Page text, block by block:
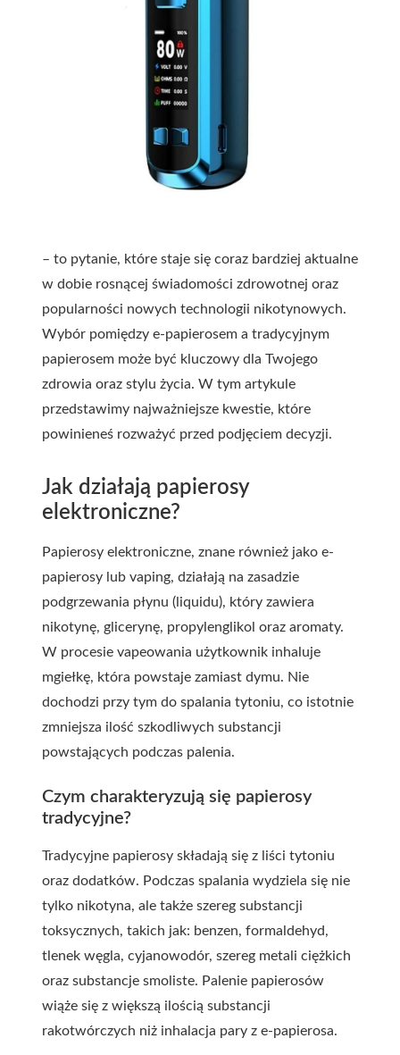
– to pytanie, które staje się coraz bardziej aktualne
w dobie rosnącej świadomości zdrowotnej oraz
popularności nowych technologii nikotynowych.
Wybór pomiędzy e-papierosem a tradycyjnym
papierosem może być kluczowy dla Twojego
zdrowia oraz stylu życia. W tym artykule
przedstawimy najważniejsze kwestie, które
powinieneś rozważyć przed podjęciem decyzji.
Jak działają papierosy
elektroniczne?
Papierosy elektroniczne, znane również jako e-
papierosy lub vaping, działają na zasadzie
podgrzewania płynu (liquidu), który zawiera
nikotynę, glicerynę, propylenglikol oraz aromaty.
W procesie vapeowania użytkownik inhaluje
mgiełkę, która powstaje zamiast dymu. Nie
dochodzi przy tym do spalania tytoniu, co istotnie
zmniejsza ilość szkodliwych substancji
powstających podczas palenia.
Czym charakteryzują się papierosy
tradycyjne?
Tradycyjne papierosy składają się z liści tytoniu
oraz dodatków. Podczas spalania wydziela się nie
tylko nikotyna, ale także szereg substancji
toksycznych, takich jak: benzen, formaldehyd,
tlenek węgla, cyjanowodór, szereg metali ciężkich
oraz substancje smoliste. Palenie papierosów
wiąże się z większą ilością substancji
rakotwórczych niż inhalacja pary z e-papierosa.